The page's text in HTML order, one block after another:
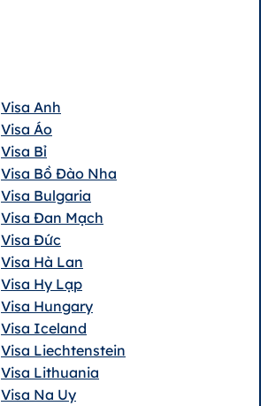
Visa Anh
Visa Áo
Visa Bỉ
Visa Bồ Đào Nha
Visa Bulgaria
Visa Đan Mạch
Visa Đức
Visa Hà Lan
Visa Hy Lạp
Visa Hungary
Visa Iceland
Visa Liechtenstein
Visa Lithuania
Visa Na Uy